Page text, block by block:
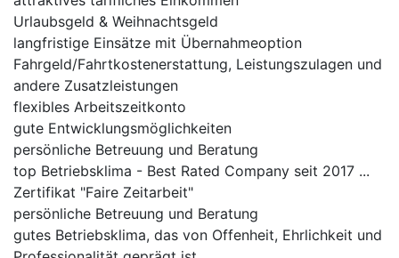
Urlaubsgeld & Weihnachtsgeld
langfristige Einsätze mit Übernahmeoption
Fahrgeld/Fahrtkostenerstattung, Leistungszulagen und
andere Zusatzleistungen
flexibles Arbeitszeitkonto
gute Entwicklungsmöglichkeiten
persönliche Betreuung und Beratung
top Betriebsklima - Best Rated Company seit 2017 ...
Zertifikat "Faire Zeitarbeit"
persönliche Betreuung und Beratung
gutes Betriebsklima, das von Offenheit, Ehrlichkeit und